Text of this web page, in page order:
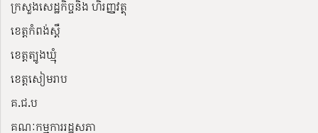
ក្រសួងសេដ្ឋកិច្ចនិង ហិរញ្ញវត្ថុ
ខេត្តកំពង់ស្ពឺ
ខេត្តត្បូងឃ្មុំ
ខេត្តសៀមរាប
គ.ជ.ប
គណៈកម្មការរដ្ឋសភា